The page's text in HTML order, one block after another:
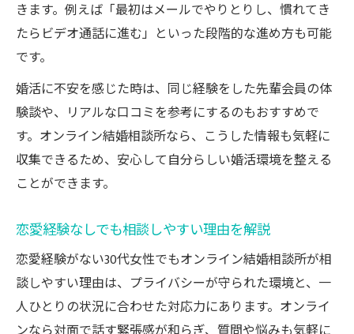
きます。例えば「最初はメールでやりとりし、慣れてき
たらビデオ通話に進む」といった段階的な進め方も可能
です。
婚活に不安を感じた時は、同じ経験をした先輩会員の体
験談や、リアルな口コミを参考にするのもおすすめで
す。オンライン結婚相談所なら、こうした情報も気軽に
収集できるため、安心して自分らしい婚活環境を整える
ことができます。
恋愛経験なしでも相談しやすい理由を解説
恋愛経験がない30代女性でもオンライン結婚相談所が相
談しやすい理由は、プライバシーが守られた環境と、一
人ひとりの状況に合わせた対応力にあります。オンライ